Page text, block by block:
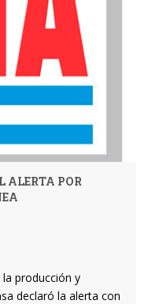
ALERTA POR
producción y
declaró la alerta con